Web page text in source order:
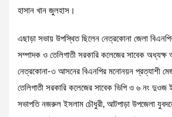
হাসান খান জুলহাস।
এছাড়া সভায় উপস্থিত ছিলেন নেত্রকোনা জেলা
সম্পাদক ও তেলিগাতী সরকারি কলেজের সাবেক
নেত্রকোনা-৩ আসনের বিএনপির মনোনয়ন প্রত্যাশী
তেলিগাতী সরকারি কলেজের সাবেক ভিপি ও ৬ নং দুওজ
সভাপতি নজরুল ইসলাম চৌধুরী, আটপাড়া উপজেলা